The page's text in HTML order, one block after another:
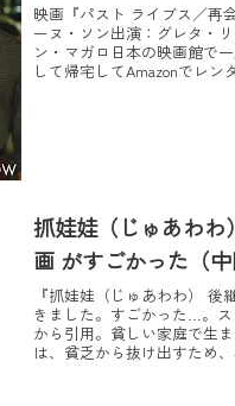
映画『パスト ライブス／再
ーヌ・ソン出演：グレタ・
ン・マガロ日本の映画館で
して帰宅してAmazonでレン
抓娃娃（じゅあわわ
画 がすごかった（中
『抓娃娃（じゅあわわ） 後
きました。すごかった…。
から引用。貧しい家庭で生
は、貧乏から抜け出すため